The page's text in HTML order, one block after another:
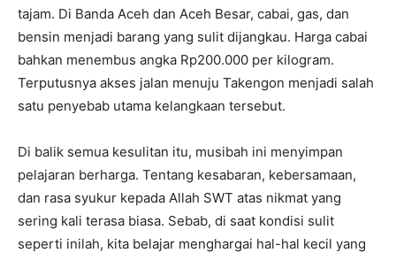
tajam. Di Banda Aceh dan Aceh Besar, cabai, gas, dan
bensin menjadi barang yang sulit dijangkau. Harga cabai
bahkan menembus angka Rp200.000 per kilogram.
Terputusnya akses jalan menuju Takengon menjadi salah
satu penyebab utama kelangkaan tersebut.
Di balik semua kesulitan itu, musibah ini menyimpan
pelajaran berharga. Tentang kesabaran, kebersamaan,
dan rasa syukur kepada Allah SWT atas nikmat yang
sering kali terasa biasa. Sebab, di saat kondisi sulit
seperti inilah, kita belajar menghargai hal-hal kecil yang